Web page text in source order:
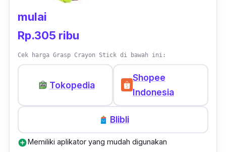
mulai
Rp.305 ribu
Cek harga Grasp Crayon Stick di bawah ini:
Tokopedia
Shopee
Indonesia
Blibli
add_circleMemiliki aplikator yang mudah digunakan